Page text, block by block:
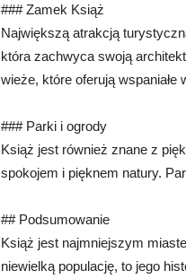
### Zamek Książ
Największą atrakcją
która zachwyca swoją
wieże, które oferują wspaniałe
### Parki i ogrody
Książ jest również znane z
spokojem i pięknem natury.
## Podsumowanie
Książ jest najmniejszym
niewielką populację, to jego